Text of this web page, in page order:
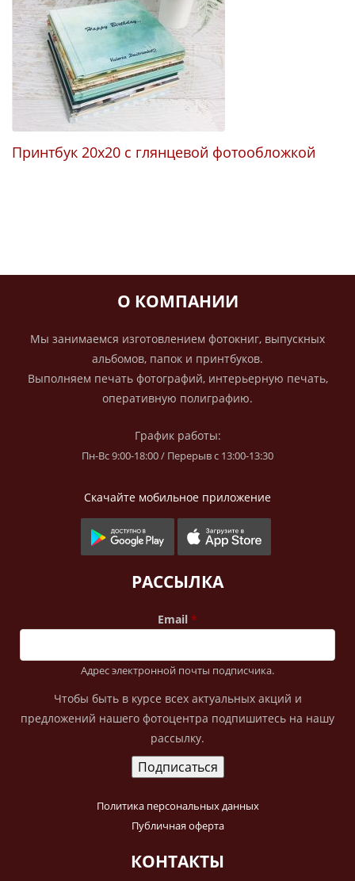
Принтбук 20х20 с глянцевой фотообложкой
О КОМПАНИИ
Мы занимаемся изготовлением фотокниг, выпускных
альбомов, папок и принтбуков.
Выполняем печать фотографий, интерьерную печать,
оперативную полиграфию.
График работы:
Пн-Вс 9:00-18:00 / Перерыв с 13:00-13:30
Скачайте мобильное приложение
РАССЫЛКА
Email
Адрес электронной почты подписчика.
Чтобы быть в курсе всех актуальных акций и
предложений нашего фотоцентра подпишитесь на нашу
рассылку.
Политика персональных данных
Публичная оферта
КОНТАКТЫ